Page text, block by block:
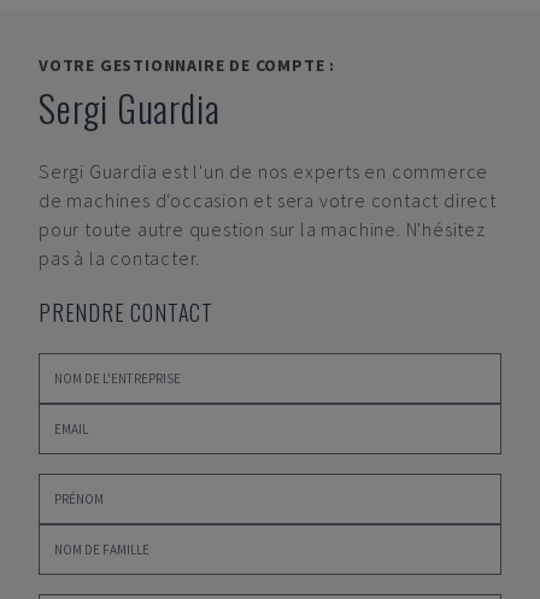
VOTRE GESTIONNAIRE DE COMPTE :
Sergi Guardia
Sergi Guardia est l'un de nos experts en commerce
de machines d'occasion et sera votre contact direct
pour toute autre question sur la machine. N'hésitez
pas à la contacter.
PRENDRE CONTACT